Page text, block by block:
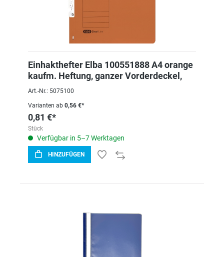
Einhakthefter Elba 100551888 A4 orange
kaufm. Heftung, ganzer Vorderdeckel,
Art.-Nr.: 5075100
Varianten ab 0,56 €*
0,81 €*
Stück
Verfügbar in 5–7 Werktagen
HINZUFÜGEN